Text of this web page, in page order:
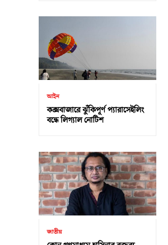
আইন
কক্সবাজারে ঝুঁকিপূর্ণ প্যারাসেইলিং
বন্ধে লিগ্যাল নোটিশ
জাতীয়